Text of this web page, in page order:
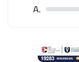
.A